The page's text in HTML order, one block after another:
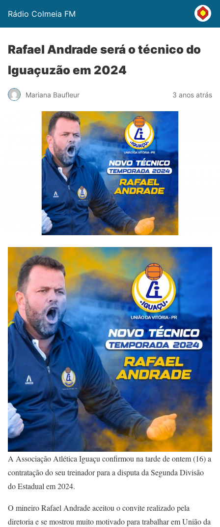
Rádio Colmeia FM
Rafael Andrade será o técnico do
Iguaçuzão em 2024
Mariana Baufleur 3 anos atrás
A Associação Atlética Iguaçu confirmou na tarde de ontem (16) a
contratação do seu treinador para a disputa da Segunda Divisão
do Estadual em 2024.
O mineiro Rafael Andrade aceitou o convite realizado pela
diretoria e se mostrou muito motivado para trabalhar em União da